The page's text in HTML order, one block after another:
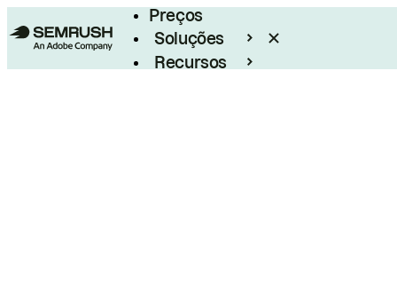
Preços
Soluções
Recursos